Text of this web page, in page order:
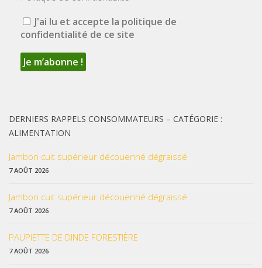
J'ai lu et accepte la politique de
confidentialité de ce site
DERNIERS RAPPELS CONSOMMATEURS – CATÉGORIE :
ALIMENTATION
Jambon cuit supérieur découenné dégraissé
7 AOÛT 2026
Jambon cuit supérieur découenné dégraissé
7 AOÛT 2026
PAUPIETTE DE DINDE FORESTIÈRE
7 AOÛT 2026